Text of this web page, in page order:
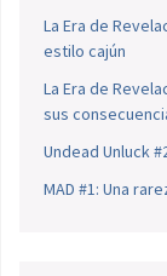
La Era de
estilo cajún
La Era de
sus
Undead Unluck
MAD #1: Una